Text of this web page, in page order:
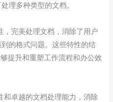
理多种类型的文档。
，完美处理文档，消除了用户
的格式问题。这些特性的结
提升和重塑工作流程和办公效
和卓越的文档处理能力，消除